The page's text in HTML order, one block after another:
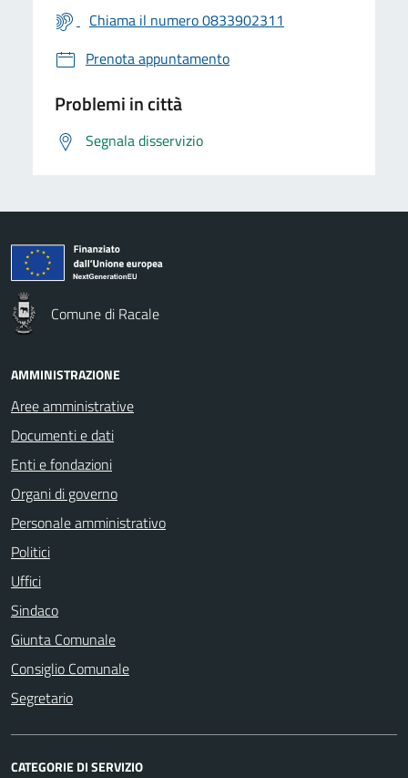
Chiama il numero 0833902311
Prenota appuntamento
Problemi in città
Segnala disservizio
Comune di Racale
AMMINISTRAZIONE
Aree amministrative
Documenti e dati
Enti e fondazioni
Organi di governo
Personale amministrativo
Politici
Uffici
Sindaco
Giunta Comunale
Consiglio Comunale
Segretario
CATEGORIE DI SERVIZIO